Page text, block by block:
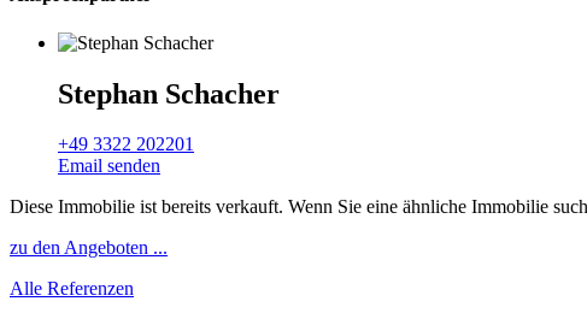
Stephan Schacher
+49 3322 202201
Email senden
Diese Immobilie ist bereits verkauft. Wenn Sie eine ähnliche Immobilie
zu den Angeboten ...
Alle Referenzen